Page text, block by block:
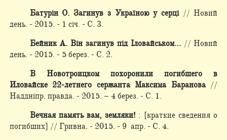
Батурін О. Загинув з Україною у серці// Новий
день. - 2015. - 1 січ. - С. 3.
Бейник А. Він загинув під Іловайськом… // Новий
день. - 2015. - 5 берез. - С. 2.
В Новотроицком похоронили погибшего в
Иловайске 22-летнего сержанта Максима Баранова//
Наддніпр. правда. - 2015. – 4 берез. - С. 1.
Вечная память вам, земляки! : [краткие сведения о
погибших] // Гривна. - 2015. - 9 апр. - С. 4.